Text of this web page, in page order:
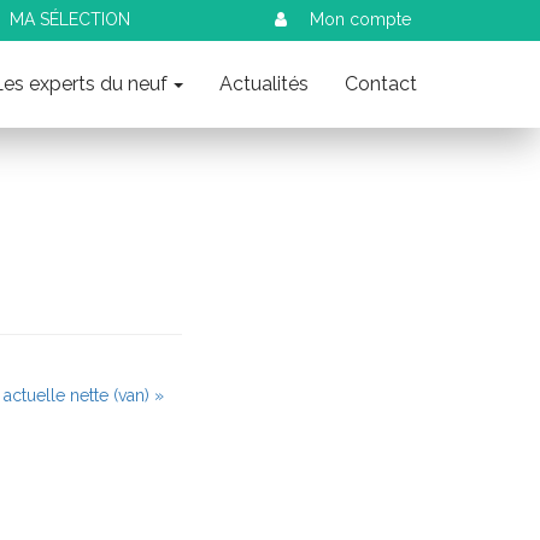
Mon compte
MA SÉLECTION
experts du neuf Actualités Contact
nette (van) »